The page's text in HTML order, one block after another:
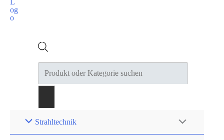
Products
Strahltechnik